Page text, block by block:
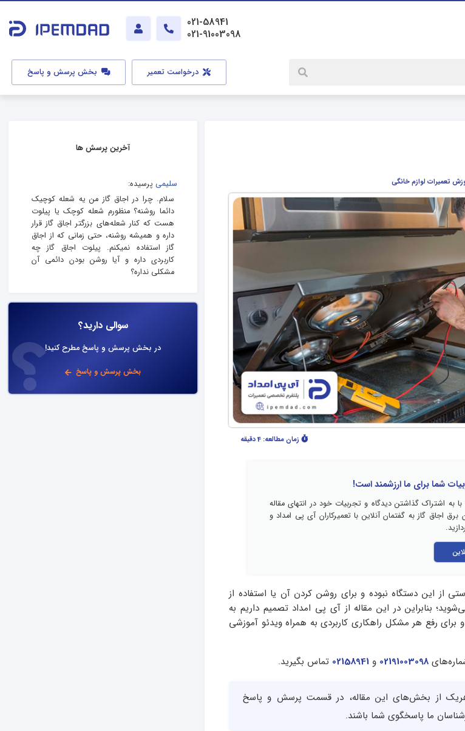
021-58941
021-91003098
درخواست تعمیر بخش پرسش و پاسخ
تعمیرات لوازم خانگی
زمان مطالعه: 4 دقیقه
شما برای ما ارزشمند است!
به اشتراک گذاشتن دیدگاه و تجربیات خود در انتهای مقاله
اجاق گاز به گفتمان آنلاین با تعمیرکاران آی پی امداد و
از این دستگاه نبوده و برای روشن کردن آن یا استفاده از
بنابراین در این مقاله از آی پی امداد تصمیم داریم به
و برای رفع هر مشکل راهکاری کاربردی به همراه ویدئو آموزشی
02191003098 و 02158941 تماس بگیرید.
از بخش‌های این مقاله، در قسمت پرسش و پاسخ
ما پاسخگوی شما باشند.
آخرین پرسش ها
سلیمی پرسیده:
سلام. چرا در اجاق گاز من یه شعله کوچیک
دائما روشنه؟ منظورم شعله کوچک یا پیلوت
هست که کنار شعله‌های بزرگتر اجاق گاز قرار
داره و همیشه روشنه، حتی زمانی که از اجاق
گاز استفاده نمیکنم. پیلوت اجاق گاز چه
کاربردی داره و آیا روشن بودن دائمی آن
مشکلی نداره؟
سوالی دارید؟
در بخش پرسش و پاسخ مطرح کنید!
بخش پرسش و پاسخ